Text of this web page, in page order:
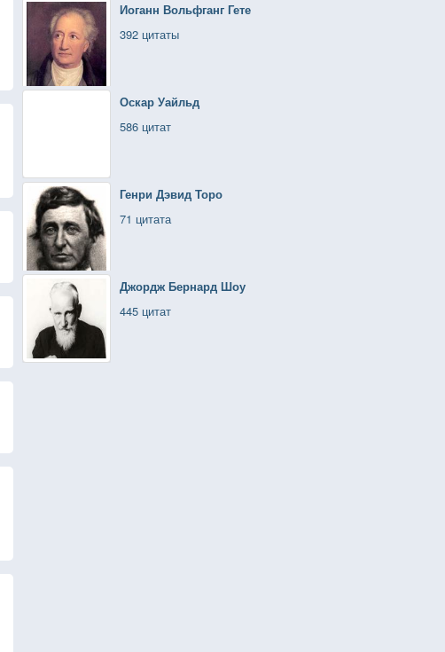
Иоганн Вольфганг Гете
392 цитаты
Оскар Уайльд
586 цитат
Генри Дэвид Торо
71 цитата
Джордж Бернард Шоу
445 цитат